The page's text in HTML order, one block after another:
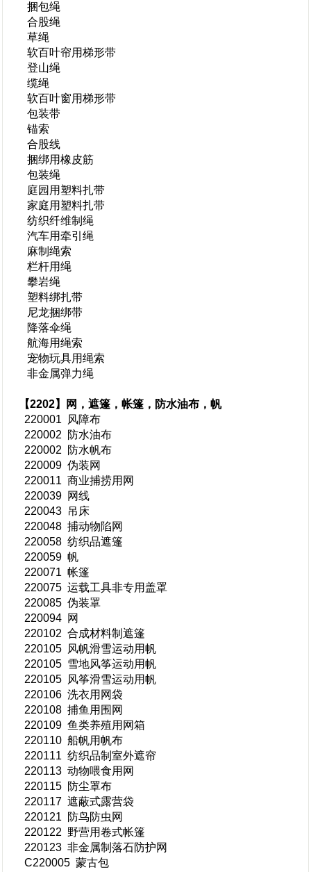
捆包绳
合股绳
草绳
软百叶帘用梯形带
登山绳
缆绳
软百叶窗用梯形带
包装带
锚索
合股线
捆绑用橡皮筋
包装绳
庭园用塑料扎带
家庭用塑料扎带
纺织纤维制绳
汽车用牵引绳
麻制绳索
栏杆用绳
攀岩绳
塑料绑扎带
尼龙捆绑带
降落伞绳
航海用绳索
宠物玩具用绳索
非金属弹力绳
【2202】网，遮篷，帐篷，防水油布，帆
220001 风障布
220002 防水油布
220002 防水帆布
220009 伪装网
220011 商业捕捞用网
220039 网线
220043 吊床
220048 捕动物陷网
220058 纺织品遮篷
220059 帆
220071 帐篷
220075 运载工具非专用盖罩
220085 伪装罩
220094 网
220102 合成材料制遮篷
220105 风帆滑雪运动用帆
220105 雪地风筝运动用帆
220105 风筝滑雪运动用帆
220106 洗衣用网袋
220108 捕鱼用围网
220109 鱼类养殖用网箱
220110 船帆用帆布
220111 纺织品制室外遮帘
220113 动物喂食用网
220115 防尘罩布
220117 遮蔽式露营袋
220121 防鸟防虫网
220122 野营用卷式帐篷
220123 非金属制落石防护网
C220005 蒙古包